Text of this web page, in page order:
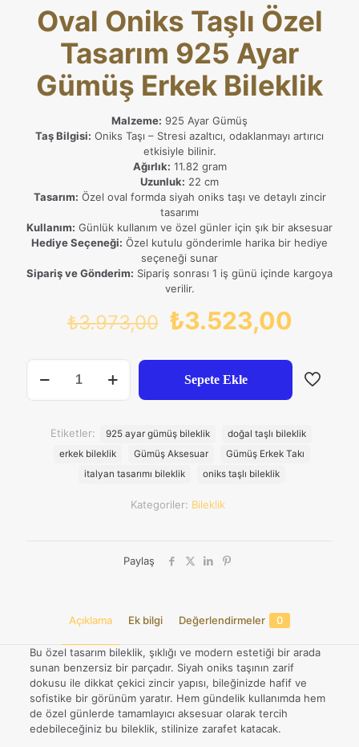
Oval Oniks Taşlı Özel
Tasarım 925 Ayar
Gümüş Erkek Bileklik
Malzeme: 925 Ayar Gümüş
Taş Bilgisi: Oniks Taşı – Stresi azaltıcı, odaklanmayı artırıcı
etkisiyle bilinir.
Ağırlık: 11.82 gram
Uzunluk: 22 cm
Tasarım: Özel oval formda siyah oniks taşı ve detaylı zincir
tasarımı
Kullanım: Günlük kullanım ve özel günler için şık bir aksesuar
Hediye Seçeneği: Özel kutulu gönderimle harika bir hediye
seçeneği sunar
Sipariş ve Gönderim: Sipariş sonrası 1 iş günü içinde kargoya
verilir.
₺3.973,00 Orijinal
₺3.973,00.
₺3.523,00
fiyat:
Oniks
Tasarım
Sepete Ekle
Kategoriler: Bileklik
Etiketler: 925 ayar gümüş bileklik
doğal taşlı bileklik
erkek bileklik
Gümüş Aksesuar
Gümüş Erkek Takı
italyan tasarımı bileklik
oniks taşlı bileklik
Paylaş
Açıklama Ek bilgi Değerlendirmeler 0
Bu özel tasarım bileklik, şıklığı ve modern estetiği bir arada
sunan benzersiz bir parçadır. Siyah oniks taşının zarif
dokusu ile dikkat çekici zincir yapısı, bileğinizde hafif ve
sofistike bir görünüm yaratır. Hem gündelik kullanımda hem
de özel günlerde tamamlayıcı aksesuar olarak tercih
edebileceğiniz bu bileklik, stilinize zarafet katacak.